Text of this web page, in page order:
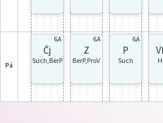
pá
6.A
Čj
Such,BerP
6.A
Z
BerP,ProV
6.A
P
Such